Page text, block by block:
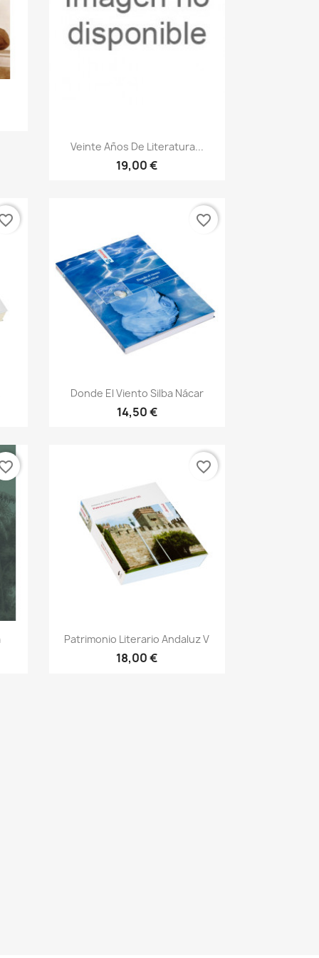
Vista rápida
Veinte Años De Literatura...
19,00 €
Vista rápida
Donde El Viento Silba Nácar
14,50 €
favorite_border
Vista rápida
Patrimonio Literario Andaluz V
18,00 €
favorite_border